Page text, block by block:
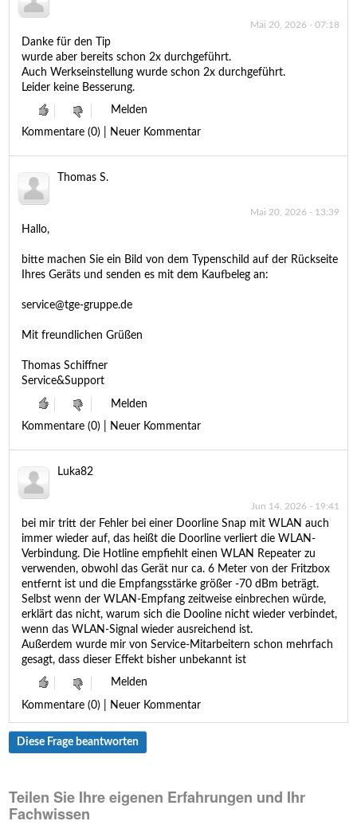
Mai 20, 2026 - 07:18
Danke für den Tip
wurde aber bereits schon 2x durchgeführt.
Auch Werkseinstellung wurde schon 2x durchgeführt.
Leider keine Besserung.
Melden
Kommentare (0) | Neuer Kommentar
Thomas S.
Mai 20, 2026 - 13:39
Hallo,
bitte machen Sie ein Bild von dem Typenschild auf der Rückseite
Ihres Geräts und senden es mit dem Kaufbeleg an:
service@tge-gruppe.de
Mit freundlichen Grüßen
Thomas Schiffner
Service&Support
Melden
Kommentare (0) | Neuer Kommentar
Luka82
Jun 14, 2026 - 19:41
bei mir tritt der Fehler bei einer Doorline Snap mit WLAN auch
immer wieder auf, das heißt die Doorline verliert die WLAN-
Verbindung. Die Hotline empfiehlt einen WLAN Repeater zu
verwenden, obwohl das Gerät nur ca. 6 Meter von der Fritzbox
entfernt ist und die Empfangsstärke größer -70 dBm beträgt.
Selbst wenn der WLAN-Empfang zeitweise einbrechen würde,
erklärt das nicht, warum sich die Dooline nicht wieder verbindet,
wenn das WLAN-Signal wieder ausreichend ist.
Außerdem wurde mir von Service-Mitarbeitern schon mehrfach
gesagt, dass dieser Effekt bisher unbekannt ist
Melden
Kommentare (0) | Neuer Kommentar
Diese Frage beantworten
Teilen Sie Ihre eigenen Erfahrungen und Ihr
Fachwissen